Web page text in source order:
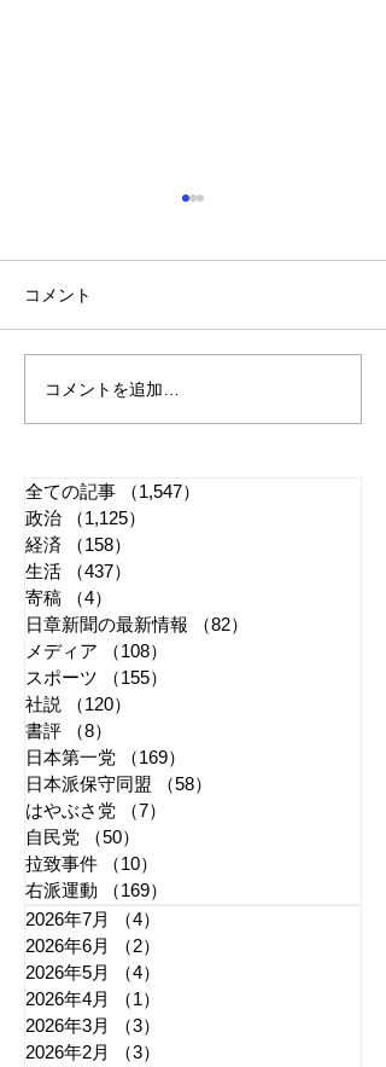
れいわ・山本太郎が代表
辞任 日本第一党・桜井
コメント
コメントを追加…
全ての記事 （1,547）
政治
（1,125）
経済
（158）
生活
（437）
寄稿
（4）
日章新聞の最新情報
（82）
メディア
（108）
スポーツ
（155）
社説
（120）
書評
（8）
日本第一党
（169）
日本派保守同盟
（58）
はやぶさ党
（7）
自民党
（50）
拉致事件
（10）
右派運動
（169）
2026年7月
（4）
2026年6月
（2）
2026年5月
（4）
2026年4月
（1）
2026年3月
（3）
2026年2月
（3）